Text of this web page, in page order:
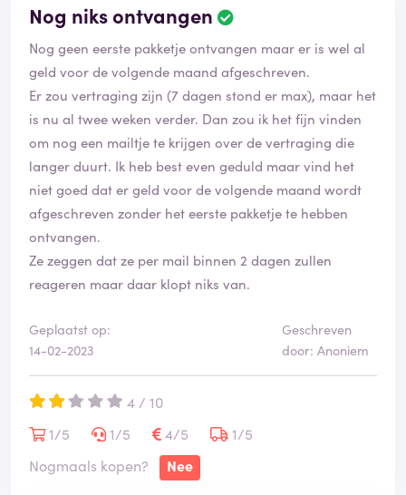
Nog niks ontvangen
Nog geen eerste pakketje ontvangen maar er is wel al
geld voor de volgende maand afgeschreven.
Er zou vertraging zijn (7 dagen stond er max), maar het
is nu al twee weken verder. Dan zou ik het fijn vinden
om nog een mailtje te krijgen over de vertraging die
langer duurt. Ik heb best even geduld maar vind het
niet goed dat er geld voor de volgende maand wordt
afgeschreven zonder het eerste pakketje te hebben
ontvangen.
Ze zeggen dat ze per mail binnen 2 dagen zullen
reageren maar daar klopt niks van.
Geplaatst op:
14-02-2023
Geschreven
door: Anoniem
4 / 10
1/5
1/5 4/5
1/5
Nogmaals kopen?
Nee